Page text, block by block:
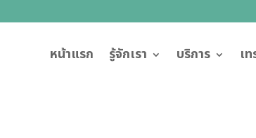
หน้าแรก รู้จักเรา บริการ เ